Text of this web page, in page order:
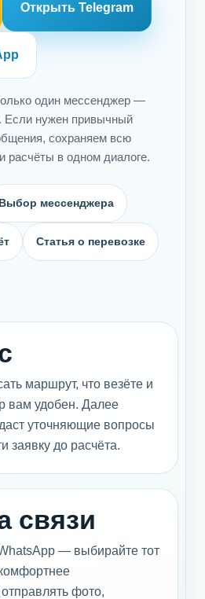
Открыть Telegram
один мессенджер —
Если нужен привычный
сохраняем всю
расчёты в одном диалоге.
Выбор мессенджера
Статья о перевозке
маршрут, что везёте и
вам удобен. Далее
уточняющие вопросы
заявку до расчёта.
связи
— выбирайте тот
фото,